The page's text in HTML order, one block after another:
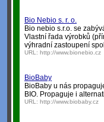
Bio Nebio s. r. o.
Bio nebio s.r.o. se
Vlastní řada výrobků
výhradní zastoupení
URL: http://www.bionebio.cz
BioBaby
BioBaby u nás
BIO. Propaguje i
URL: http://www.biobaby.cz